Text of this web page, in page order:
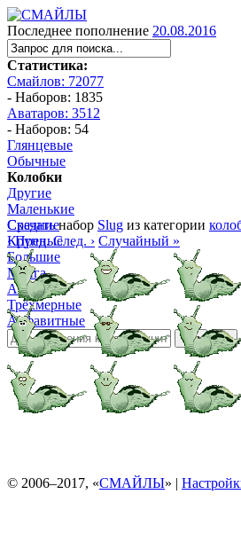
Последнее пополнение 20.08.2016
Статистика:
Смайлов: 72077
- Наборов: 1835
Аватаров: 3512
- Наборов: 54
Глянцевые
Обычные
Колобки
Другие
Маленькие
Средние
Крупные
Большие
Манга
Аниме
Трёхмерные
Алфавитные
ubb bb
Скачатьнабор Slug из категории
‹ Пред. След. › Случайный »
© 2006–2017, «СМАЙЛЫ» |